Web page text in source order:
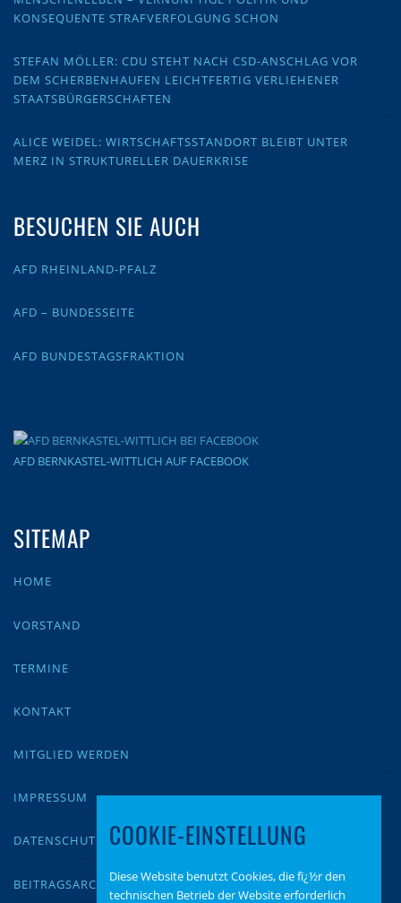
KONSEQUENTE STRAFVERFOLGUNG SCHON
STEFAN MÖLLER: CDU STEHT NACH CSD-ANSCHLAG VOR
DEM SCHERBENHAUFEN LEICHTFERTIG VERLIEHENER
STAATSBÜRGERSCHAFTEN
ALICE WEIDEL: WIRTSCHAFTSSTANDORT BLEIBT UNTER
MERZ IN STRUKTURELLER DAUERKRISE
BESUCHEN SIE AUCH
AFD RHEINLAND-PFALZ
AFD – BUNDESSEITE
AFD BUNDESTAGSFRAKTION
AFD BERNKASTEL-WITTLICH AUF FACEBOOK
SITEMAP
HOME
VORSTAND
TERMINE
KONTAKT
MITGLIED WERDEN
IMPRESSUM
DATENSCHUTZ
BEITRAGSARCHIV
COOKIE-EINSTELLUNG
Diese Website benutzt Cookies, die fï¿½r den
technischen Betrieb der Website erforderlich